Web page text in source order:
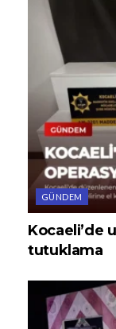
GÜNDEM
Kocaeli’de
tutuklama